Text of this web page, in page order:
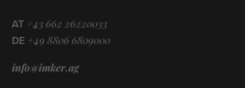
AT +43 662 26220033
DE +49 8806 6809000
info@imker.ag